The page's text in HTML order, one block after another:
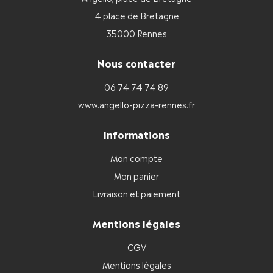
4 place de Bretagne
35000 Rennes
Nous contacter
06 74 74 74 89
www.angello-pizza-rennes.fr
Informations
Mon compte
Mon panier
Livraison et paiement
Mentions légales
CGV
Mentions légales